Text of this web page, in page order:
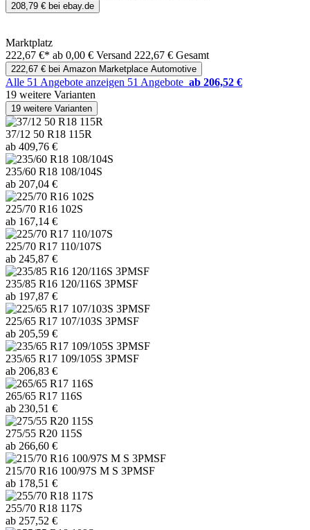
208,79 € bei ebay.de
Marktplatz
222,67 €* ab 0,00 € Versand 222,67 € Gesamt
222,67 € bei Amazon Marketplace Automotive
Alle 51 Angebote anzeigen 51 Angebote ab 206,52 €
19 weitere Varianten
19 weitere Varianten
37/12 50 R18 115R
ab 409,76 €
235/60 R18 108/104S
ab 207,04 €
225/70 R16 102S
ab 167,14 €
225/70 R17 110/107S
ab 245,87 €
235/85 R16 120/116S 3PMSF
ab 197,87 €
225/65 R17 107/103S 3PMSF
ab 205,59 €
235/65 R17 109/105S 3PMSF
ab 206,83 €
265/65 R17 116S
ab 230,51 €
275/55 R20 115S
ab 266,60 €
215/70 R16 100/97S M S 3PMSF
ab 178,51 €
255/70 R18 117S
ab 257,52 €